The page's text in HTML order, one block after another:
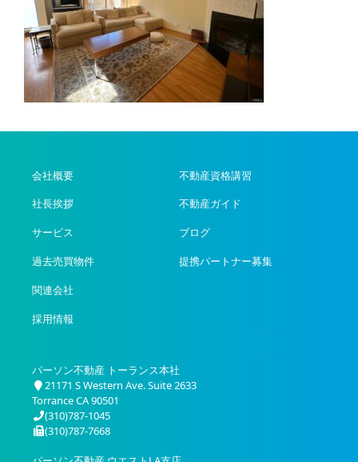
会社概要
社長挨拶
サービス
過去売買物件
関連会社
採用情報
不動産資格講習
不動産ガイド
ブログ
提携パートナー募集
パーソン不動産 トーランス本社
21171 S Western Ave. Suite 2633
Torrance CA 90501
(310)787-1045
(310)787-7668